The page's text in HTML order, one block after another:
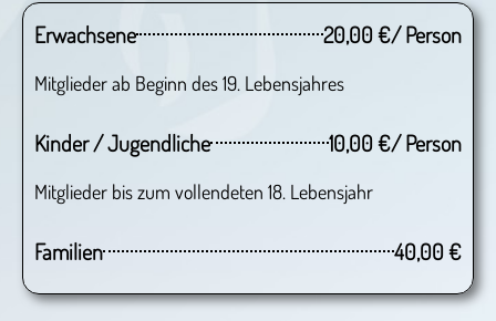
Erwachsene 20,00 €/ Person
Mitglieder ab Beginn des 19. Lebensjahres
Kinder / Jugendliche 10,00 €/ Person
Mitglieder bis zum vollendeten 18. Lebensjahr
Familien 40,00 €